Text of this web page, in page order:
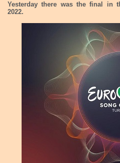
Yesterday there was the final in
2022.